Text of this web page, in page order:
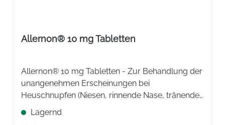
Allernon® 10 mg Tabletten
Allernon® 10 mg Tabletten - Zur Behandlung der
unangenehmen Erscheinungen bei
Heuschnupfen (Niesen, rinnende Nase, tränende
Augen, Jucken und Brennen von Nase und
Augen) und chronischer Urtikaria (Nesselsucht,
Lagernd